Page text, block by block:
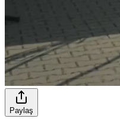
Paylaş